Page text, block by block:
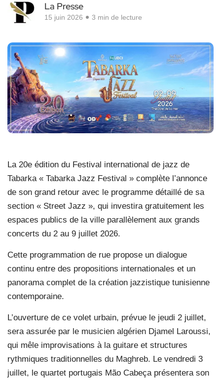
La Presse
15 juin 2026 3 min de lecture
La 20e édition du Festival international de jazz de
Tabarka « Tabarka Jazz Festival » complète l’annonce
de son grand retour avec le programme détaillé de sa
section « Street Jazz », qui investira gratuitement les
espaces publics de la ville parallèlement aux grands
concerts du 2 au 9 juillet 2026.
Cette programmation de rue propose un dialogue
continu entre des propositions internationales et un
panorama complet de la création jazzistique tunisienne
contemporaine.
L’ouverture de ce volet urbain, prévue le jeudi 2 juillet,
sera assurée par le musicien algérien Djamel Laroussi,
qui mêle improvisations à la guitare et structures
rythmiques traditionnelles du Maghreb. Le vendredi 3
juillet, le quartet portugais Mão Cabeça présentera son